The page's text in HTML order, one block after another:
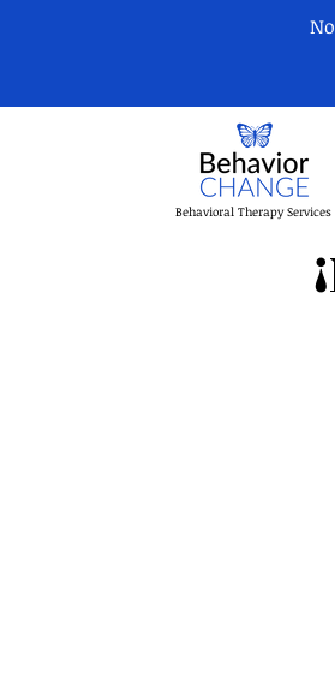
Behavioral Therapy Services